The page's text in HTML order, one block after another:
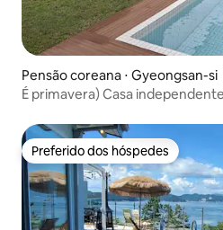
Pensão coreana ⋅ Gyeongsan-si
É primavera) Casa
em grão Han River Ramen
Gyeongsan.
Preferido dos hóspedes
Preferido dos hóspedes